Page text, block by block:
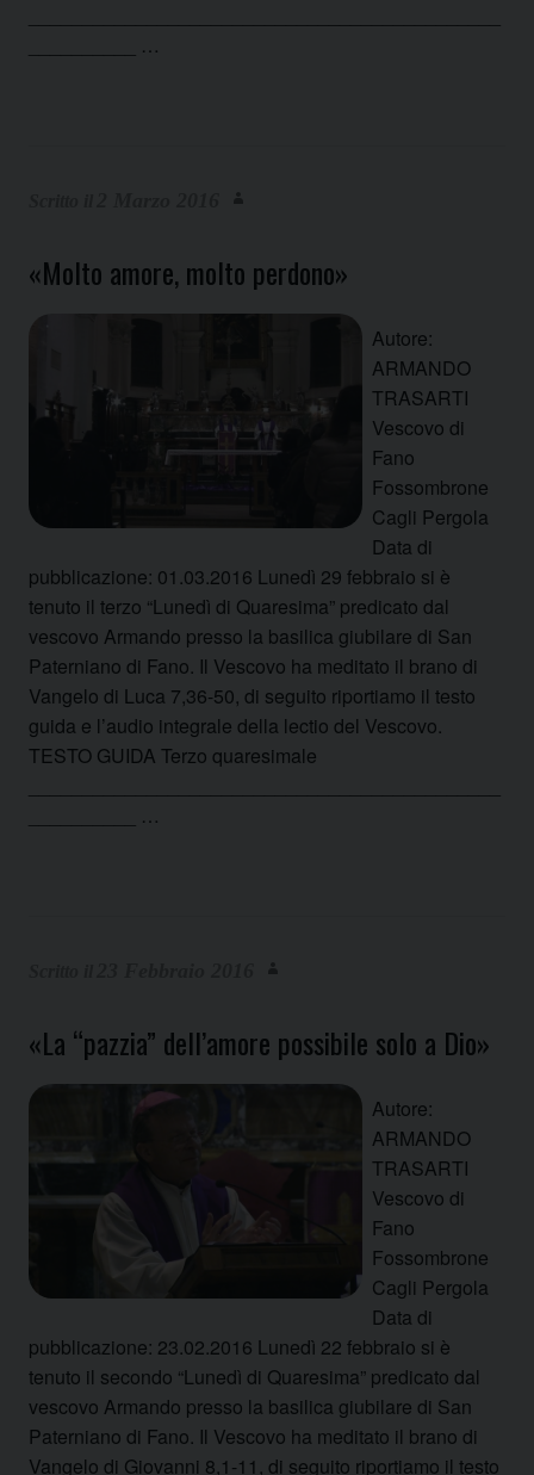
__________ …
«Molto amore, molto perdono»
Autore:
ARMANDO
TRASARTI
Vescovo di
Fano
Fossombrone
Cagli Pergola
Data di
pubblicazione: 01.03.2016 Lunedì 29 febbraio si è
tenuto il terzo “Lunedì di Quaresima” predicato dal
vescovo Armando presso la basilica giubilare di San
Paterniano di Fano. Il Vescovo ha meditato il brano di
Vangelo di Luca 7,36-50, di seguito riportiamo il testo
guida e l’audio integrale della lectio del Vescovo.
TESTO GUIDA Terzo quaresimale
__________ …
«La “pazzia” dell’amore possibile solo a Dio»
Autore:
ARMANDO
TRASARTI
Vescovo di
Fano
Fossombrone
Cagli Pergola
Data di
pubblicazione: 23.02.2016 Lunedì 22 febbraio si è
tenuto il secondo “Lunedì di Quaresima” predicato dal
vescovo Armando presso la basilica giubilare di San
Paterniano di Fano. Il Vescovo ha meditato il brano di
Vangelo di Giovanni 8,1-11, di seguito riportiamo il testo